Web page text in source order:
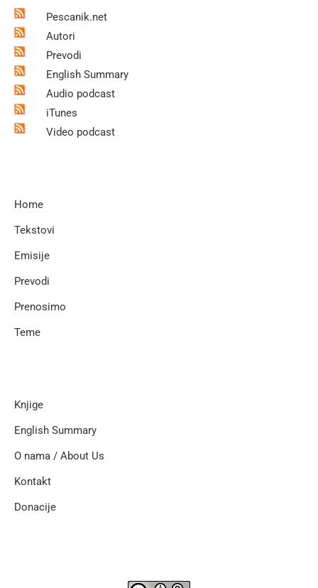
Pescanik.net
Autori
Prevodi
English Summary
Audio podcast
iTunes
Video podcast
Home
Tekstovi
Emisije
Prevodi
Prenosimo
Teme
Knjige
English Summary
O nama / About Us
Kontakt
Donacije